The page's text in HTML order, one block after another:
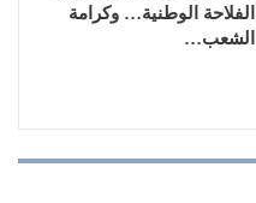
الفلاحة الوطنية… وكرامة
الشعب…